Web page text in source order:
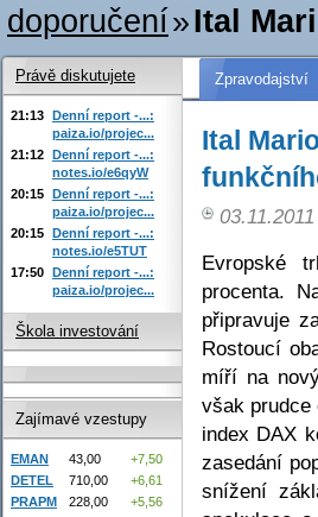
doporučení»Ital
Zpravodajství
Ital
Evropské
procenta.
připravuje
Rostoucí
míří na
však
index DAX
zasedání
snížení
Právě diskutujete
21:13 Denní report -...:
paiza.io/projec...
21:12 Denní report -...:
notes.io/e6qyW
20:15 Denní report -...:
paiza.io/projec...
20:15 Denní report -...:
notes.io/e5TUT
17:50 Denní report -...:
paiza.io/projec...
Škola investování
Zajímavé vzestupy
EMAN 43,00
+7,50
DETEL
710,00
+6,61
PRAPM
228,00
+5,56